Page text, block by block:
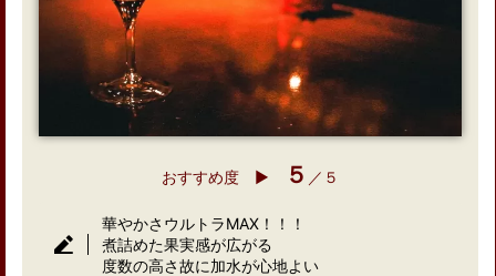
おすすめ度 ▶︎ ５ ／５
華やかさウルトラMAX！！！
煮詰めた果実感が広がる
度数の高さ故に加水が心地よい